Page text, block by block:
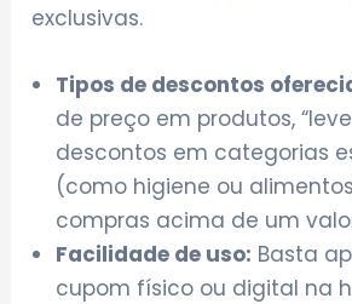
exclusivas.
Tipos de descontos
de preço em produtos,
descontos em categorias
(como higiene ou
compras acima de um
Facilidade de uso: Basta
cupom físico ou digital na